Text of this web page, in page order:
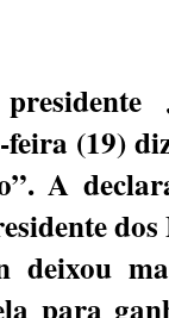
(19)
A
deixou